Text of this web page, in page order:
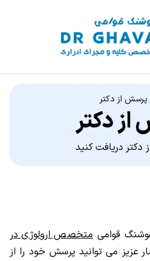
پرسش از دکتر
دکتر
دریافت کنید
قوامی متخصص ارولوژی در
عزیز می توانید پرسش خود را از